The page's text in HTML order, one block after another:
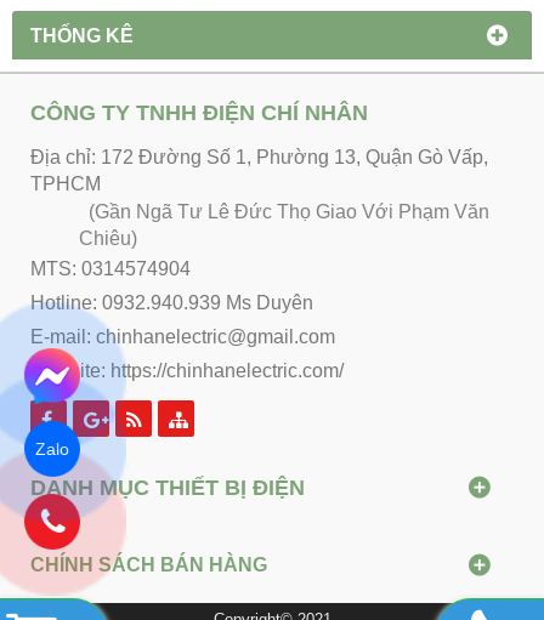
THỐNG KÊ
CÔNG TY TNHH ĐIỆN CHÍ NHÂN
Địa chỉ: 172 Đường Số 1, Phường 13, Quận Gò Vấp,
TPHCM
(Gần Ngã Tư Lê Đức Thọ Giao Với Phạm Văn
Chiêu)
MTS: 0314574904
Hotline: 0932.940.939 Ms Duyên
E-mail: chinhanelectric@gmail.com
Website: https://chinhanelectric.com/
DANH MỤC THIẾT BỊ ĐIỆN
CHÍNH SÁCH BÁN HÀNG
Zalo